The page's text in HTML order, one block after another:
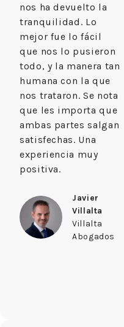
nos ha devuelto la
tranquilidad. Lo
mejor fue lo fácil
que nos lo pusieron
todo, y la manera tan
humana con la que
nos trataron. Se nota
que les importa que
ambas partes salgan
satisfechas. Una
experiencia muy
positiva.
Javier
Villalta
Villalta
Abogados